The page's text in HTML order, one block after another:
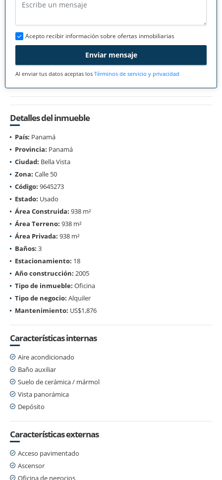
Acepto recibir información sobre ofertas inmobiliarias
Enviar mensaje
Al enviar tus datos aceptas los Términos de servicio y privacidad
Detalles del inmueble
País: Panamá
Provincia: Panamá
Ciudad: Bella Vista
Zona: Calle 50
Código: 9645273
Estado: Usado
Área Construida: 938 m²
Área Terreno: 938 m²
Área Privada: 938 m²
Baños: 3
Estacionamiento: 18
Año construcción: 2005
Tipo de inmueble: Oficina
Tipo de negocio: Alquiler
Mantenimiento: US$1,876
Características internas
Aire acondicionado
Baño auxiliar
Suelo de cerámica / mármol
Vista panorámica
Depósito
Características externas
Acceso pavimentado
Ascensor
Oficina de negocios